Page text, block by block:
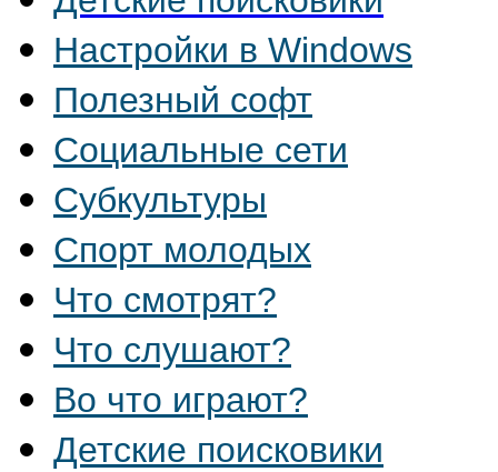
Настройки в Windows
Полезный софт
Социальные сети
Субкультуры
Спорт молодых
Что смотрят?
Что слушают?
Во что играют?
Детские поисковики